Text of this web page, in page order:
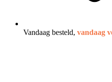
Vandaag besteld, vandaag